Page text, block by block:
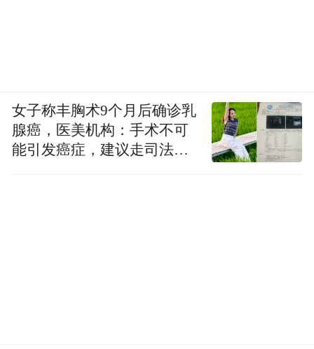
女子称丰胸术9个月后确诊乳
腺癌，医美机构：手术不可
能引发癌症，建议走司法途